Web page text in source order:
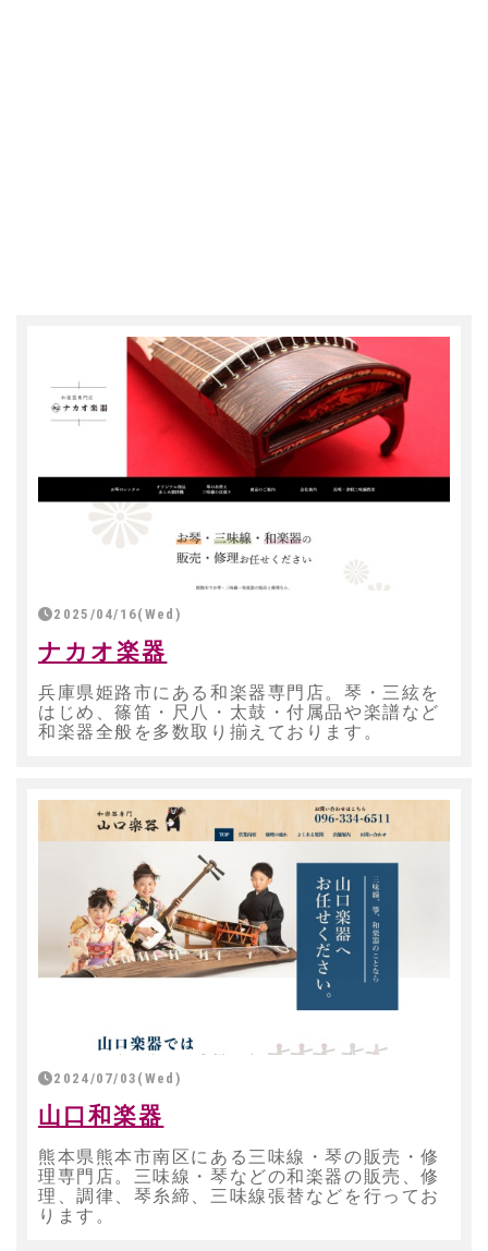
2025/04/16(Wed)
ナカオ楽器
兵庫県姫路市にある和楽器専門店。琴・三絃を
はじめ、篠笛・尺八・太鼓・付属品や楽譜など
和楽器全般を多数取り揃えております。
2024/07/03(Wed)
山口和楽器
熊本県熊本市南区にある三味線・琴の販売・修
理専門店。三味線・琴などの和楽器の販売、修
理、調律、琴糸締、三味線張替などを行ってお
ります。